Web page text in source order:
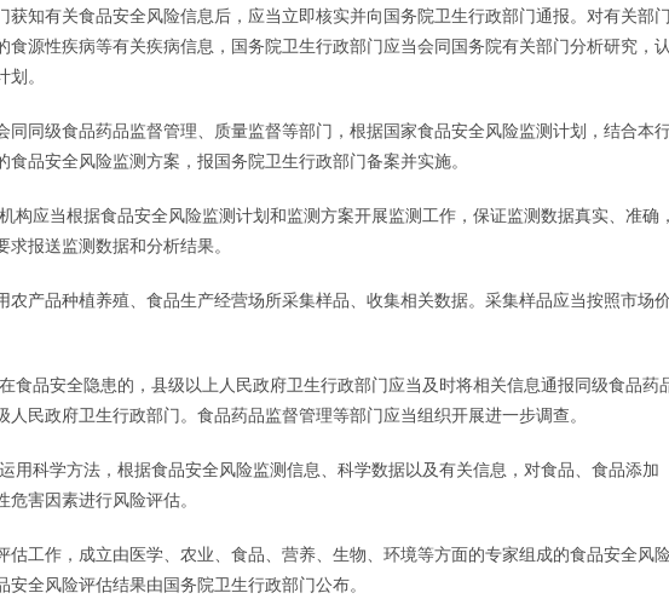
知有关食品安全风险信息后，应当立即核实并向国务院卫生行政部门通报。对有关部门
源性疾病等有关疾病信息，国务院卫生行政部门应当会同国务院有关部门分析研究，认
。
同级食品药品监督管理、质量监督等部门，根据国家食品安全风险监测计划，结合本
品安全风险监测方案，报国务院卫生行政部门备案并实施。
构应当根据食品安全风险监测计划和监测方案开展监测工作，保证监测数据真实、准确，
报送监测数据和分析结果。
产品种植养殖、食品生产经营场所采集样品、收集相关数据。采集样品应当按照市场价
食品安全隐患的，县级以上人民政府卫生行政部门应当及时将相关信息通报同级食品药
民政府卫生行政部门。食品药品监督管理等部门应当组织开展进一步调查。
用科学方法，根据食品安全风险监测信息、科学数据以及有关信息，对食品、食品添加
害因素进行风险评估。
工作，成立由医学、农业、食品、营养、生物、环境等方面的专家组成的食品安全风
全风险评估结果由国务院卫生行政部门公布。